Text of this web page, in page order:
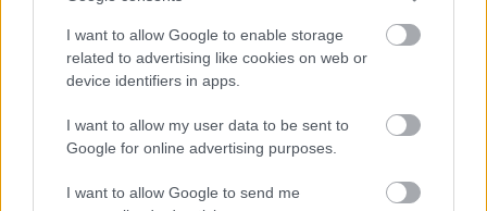
I want to allow Google to enable storage
related to advertising like cookies on web or
device identifiers in apps.
I want to allow my user data to be sent to
Google for online advertising purposes.
I want to allow Google to send me
A Brexit megoldása Kelet-Európában
rejlik
is volt a brit szavazóknak az Európai Unió